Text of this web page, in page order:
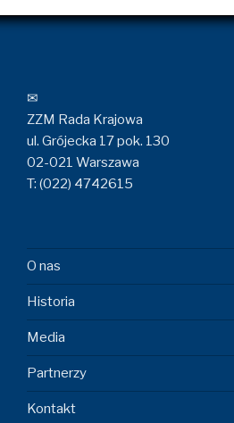
✉
ZZM Rada Krajowa
ul. Grójecka 17 pok. 130
02-021 Warszawa
T: (022) 4742615
O nas
Historia
Media
Partnerzy
Kontakt